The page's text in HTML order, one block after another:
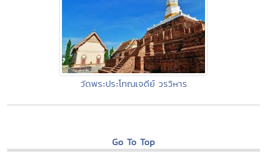
วัดพระประโทณเจดีย์ วรวิหาร
Go To Top